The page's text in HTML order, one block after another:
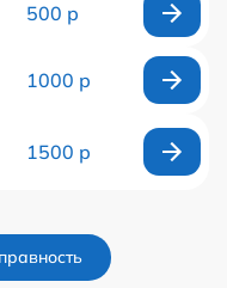
500 р
1000 р
1500 р